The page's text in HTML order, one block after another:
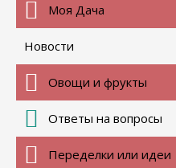
Моя Дача
Новости
Овощи и фрукты
Ответы на вопросы
Переделки или идеи